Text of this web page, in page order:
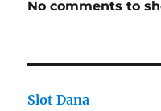
No comments to
Slot Dana